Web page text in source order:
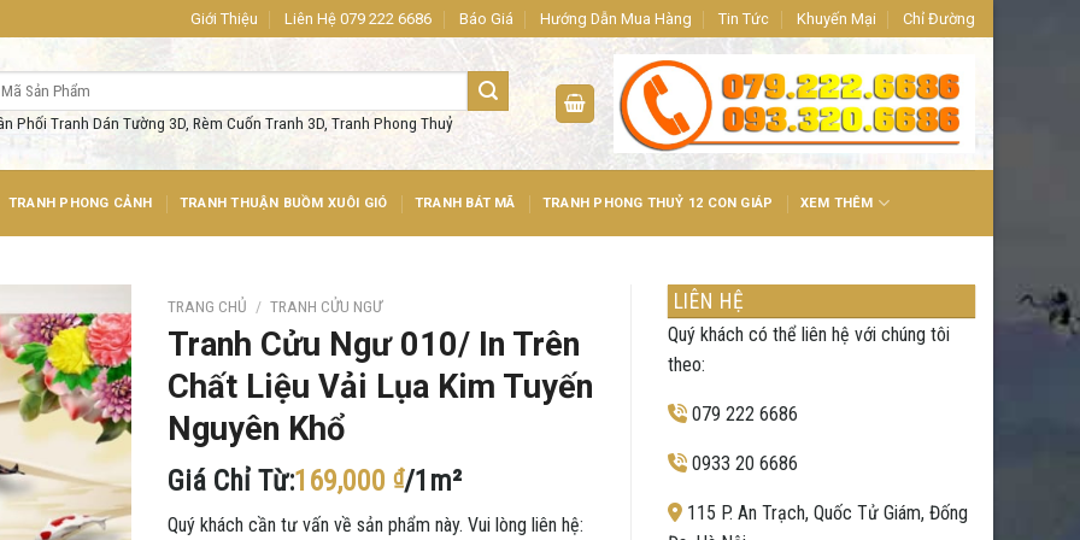
thông tin về sản phẩm cũng như cần tư vấn. Quý khách liên hệ: 079.222.6686 hoặc liên hệ trực tiếp: 115 P. An Trạch, Quốc Tử Giám, Đống Đa,
Giới Thiệu Liên Hệ 079 222 6686 Báo Giá Hướng Dẫn Mua Hàng Tin Tức Khuyến Mại Chỉ Đường
Phối Tranh Dán Tường 3D, Rèm Cuốn Tranh 3D, Tranh Phong Thuỷ
TRANH PHONG CẢNH TRANH THUẬN BUỒM XUÔI GIÓ TRANH BÁT MÃ TRANH PHONG THUỶ 12 CON GIÁP XEM THÊM
TRANG CHỦ / TRANH CỬU NGƯ
Tranh Cửu Ngư 010/ In Trên
Chất Liệu Vải Lụa Kim Tuyến
Nguyên Khổ
Giá Chỉ Từ:169,000 ₫/1m²
Quý khách cần tư vấn về sản phẩm này. Vui lòng liên hệ:
LIÊN HỆ
Quý khách có thể liên hệ với chúng tôi
theo:
079 222 6686
0933 20 6686
115 P. An Trạch, Quốc Tử Giám, Đống